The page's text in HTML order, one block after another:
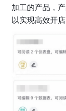
加工的产品，
以实现高效开店